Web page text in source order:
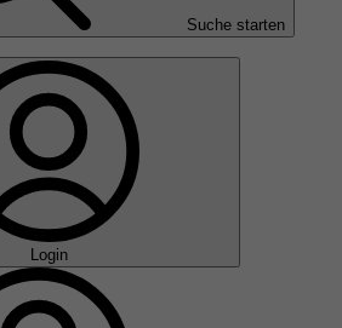
Suche starten
Login